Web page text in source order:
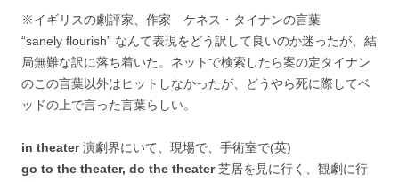
※イギリスの劇評家、作家 ケネス・タイナンの言葉
“sanely flourish” なんて表現をどう訳して良いのか迷ったが、結
局無難な訳に落ち着いた。ネットで検索したら案の定タイナン
のこの言葉以外はヒットしなかったが、どうやら死に際してベ
ッドの上で言った言葉らしい。
in theater演劇界にいて、現場で、手術室で(英)
go to the theater, do the theater芝居を見に行く、観劇に行